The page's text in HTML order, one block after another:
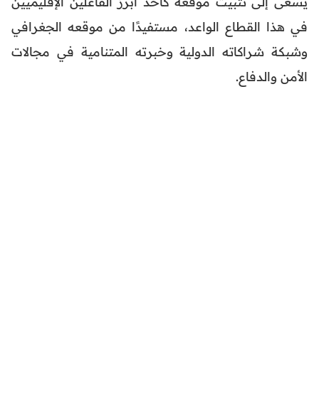
في هذا القطاع الواعد، مستفيدًا من موقعه الجغرافي
وشبكة شراكاته الدولية وخبرته المتنامية في مجالات
الأمن والدفاع.